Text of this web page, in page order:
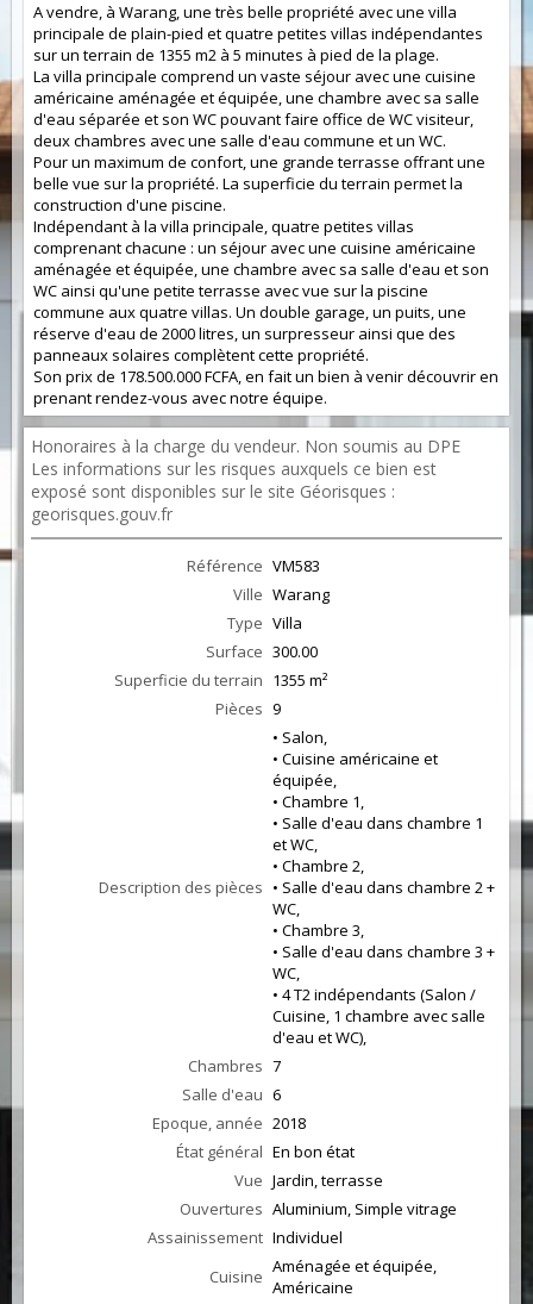
A vendre, à Warang, une très belle propriété avec une villa
principale de plain-pied et quatre petites villas indépendantes
sur un terrain de 1355 m2 à 5 minutes à pied de la plage.
La villa principale comprend un vaste séjour avec une cuisine
américaine aménagée et équipée, une chambre avec sa salle
d'eau séparée et son WC pouvant faire office de WC visiteur,
deux chambres avec une salle d'eau commune et un WC.
Pour un maximum de confort, une grande terrasse offrant une
belle vue sur la propriété. La superficie du terrain permet la
construction d'une piscine.
Indépendant à la villa principale, quatre petites villas
comprenant chacune : un séjour avec une cuisine américaine
aménagée et équipée, une chambre avec sa salle d'eau et son
WC ainsi qu'une petite terrasse avec vue sur la piscine
commune aux quatre villas. Un double garage, un puits, une
réserve d'eau de 2000 litres, un surpresseur ainsi que des
panneaux solaires complètent cette propriété.
Son prix de 178.500.000 FCFA, en fait un bien à venir découvrir en
prenant rendez-vous avec notre équipe.
Honoraires à la charge du vendeur. Non soumis au DPE
Les informations sur les risques auxquels ce bien est
exposé sont disponibles sur le site Géorisques :
georisques.gouv.fr
Référence VM583
Ville Warang
Type Villa
Surface 300.00
Superficie du terrain 1355 m²
Pièces 9
Description des pièces
• Salon,
• Cuisine américaine et
équipée,
• Chambre 1,
• Salle d'eau dans chambre 1
et WC,
• Chambre 2,
• Salle d'eau dans chambre 2 +
WC,
• Chambre 3,
• Salle d'eau dans chambre 3 +
WC,
• 4 T2 indépendants (Salon /
Cuisine, 1 chambre avec salle
d'eau et WC),
Chambres 7
Salle d'eau 6
Epoque, année 2018
État général En bon état
Vue Jardin, terrasse
Ouvertures Aluminium, Simple vitrage
Assainissement Individuel
Cuisine Aménagée et équipée,
Américaine